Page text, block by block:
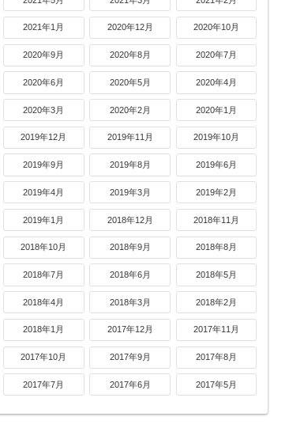
2021年1月 2020年12月 2020年10月
2020年9月 2020年8月 2020年7月
2020年6月 2020年5月 2020年4月
2020年3月 2020年2月 2020年1月
2019年12月 2019年11月 2019年10月
2019年9月 2019年8月 2019年6月
2019年4月 2019年3月 2019年2月
2019年1月 2018年12月 2018年11月
2018年10月 2018年9月 2018年8月
2018年7月 2018年6月 2018年5月
2018年4月 2018年3月 2018年2月
2018年1月 2017年12月 2017年11月
2017年10月 2017年9月 2017年8月
2017年7月 2017年6月 2017年5月